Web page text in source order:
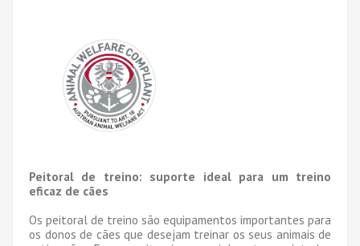
Peitoral de treino: suporte ideal para um treino
eficaz de cães
Os peitoral de treino são equipamentos importantes para
os donos de cães que desejam treinar os seus animais de